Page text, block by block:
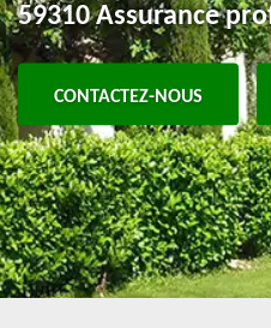
59310 Assurance
CONTACTEZ-NOUS